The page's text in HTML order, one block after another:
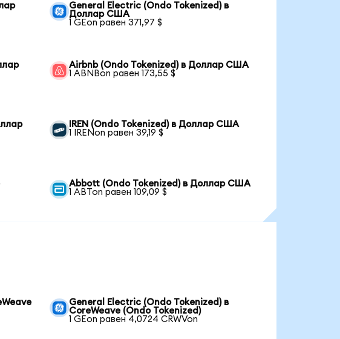
General Electric (Ondo Tokenized) в
Доллар США
1 GEon равен 371,97 $
Airbnb (Ondo Tokenized) в Доллар США
1 ABNBon равен 173,55 $
IREN (Ondo Tokenized) в Доллар США
1 IRENon равен 39,19 $
Abbott (Ondo Tokenized) в Доллар США
1 ABTon равен 109,09 $
General Electric (Ondo Tokenized) в
CoreWeave (Ondo Tokenized)
1 GEon равен 4,0724 CRWVon